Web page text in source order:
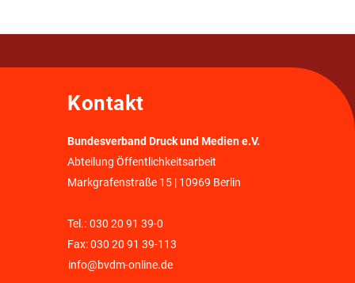
Kontakt
Bundesverband Druck und Medien e.V.
Abteilung Öffentlichkeitsarbeit
Markgrafenstraße 15 | 10969 Berlin
Tel.: 030 20 91 39-0
Fax: 030 20 91 39-113
info@bvdm-online.de